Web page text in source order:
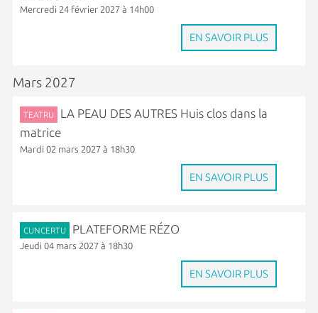
Mercredi 24 février 2027 à 14h00
EN SAVOIR PLUS
Mars 2027
TEATRU
LA PEAU DES AUTRES Huis clos dans la
matrice
Mardi 02 mars 2027 à 18h30
EN SAVOIR PLUS
CUNCERTU PLATEFORME RÉZO
Jeudi 04 mars 2027 à 18h30
EN SAVOIR PLUS